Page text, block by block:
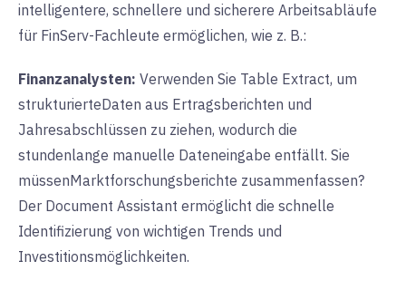
intelligentere, schnellere und sicherere Arbeitsabläufe
für FinServ-Fachleute ermöglichen, wie z. B.:
Finanzanalysten: Verwenden Sie Table Extract, um
strukturierteDaten aus Ertragsberichten und
Jahresabschlüssen zu ziehen, wodurch die
stundenlange manuelle Dateneingabe entfällt. Sie
müssenMarktforschungsberichte zusammenfassen?
Der Document Assistant ermöglicht die schnelle
Identifizierung von wichtigen Trends und
Investitionsmöglichkeiten.